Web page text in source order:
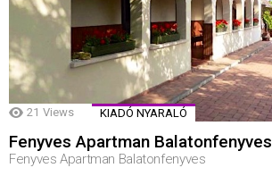
21 Views KIADÓ NYARALÓ
Fenyves Apartman Balatonfenyves
Fenyves Apartman Balatonfenyves